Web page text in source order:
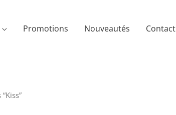
Promotions Nouveautés Contact